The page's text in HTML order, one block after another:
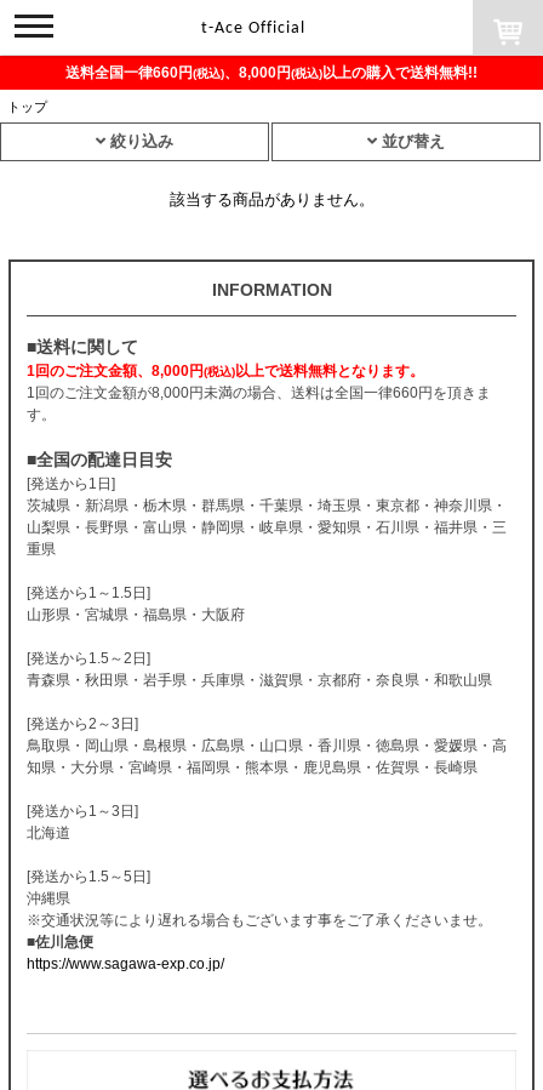
toggle
navigation
t-Ace Official
送料全国一律660円(税込)、8,000円(税込)以上の購入で送料無料!!
トップ
絞り込み 並び替え
該当する商品がありません。
INFORMATION
■送料に関して
1回のご注文金額、8,000円(税込)以上で送料無料となります。
1回のご注文金額が8,000円未満の場合、送料は全国一律660円を頂きま
す。
■全国の配達日目安
[発送から1日]
茨城県・新潟県・栃木県・群馬県・千葉県・埼玉県・東京都・神奈川県・
山梨県・長野県・富山県・静岡県・岐阜県・愛知県・石川県・福井県・三
重県
[発送から1～1.5日]
山形県・宮城県・福島県・大阪府
[発送から1.5～2日]
青森県・秋田県・岩手県・兵庫県・滋賀県・京都府・奈良県・和歌山県
[発送から2～3日]
鳥取県・岡山県・島根県・広島県・山口県・香川県・徳島県・愛媛県・高
知県・大分県・宮崎県・福岡県・熊本県・鹿児島県・佐賀県・長崎県
[発送から1～3日]
北海道
[発送から1.5～5日]
沖縄県
※交通状況等により遅れる場合もございます事をご了承くださいませ。
■佐川急便
https://www.sagawa-exp.co.jp/